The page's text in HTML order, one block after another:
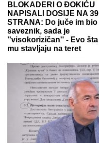
BLOKADERI O ĐOKIĆU
NAPISALI DOSIJE NA 39
STRANA: Do juče im bio
saveznik, sada je
''visokorizičan'' - Evo šta
mu stavljaju na teret